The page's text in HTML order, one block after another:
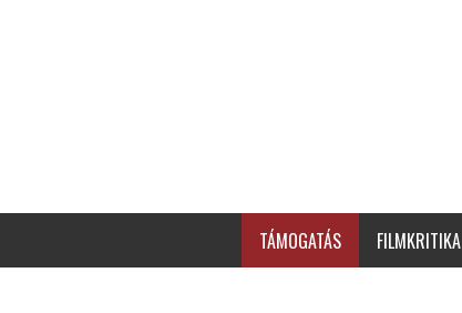
TÁMOGATÁS FILMKRITIKA